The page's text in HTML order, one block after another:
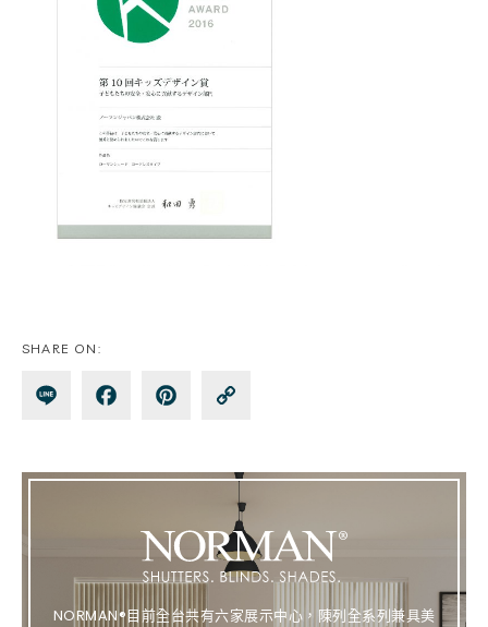
SHARE ON:
Lin Fa
ok
Pin
st k
NORMAN®目前全台共有六家展示中心，陳列全系列兼具美